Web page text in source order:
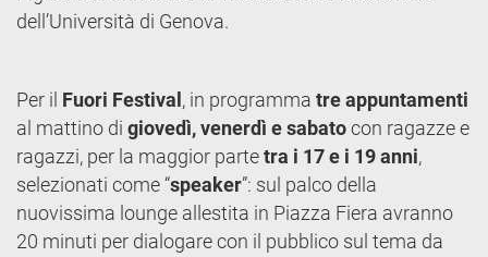
dell’Università di Genova.
Per il Fuori Festival , in programma tre appuntamenti
al mattino di giovedì, venerdì e sabatocon ragazze e
ragazzi, per la maggior partetra i 17 e i 19 anni,
selezionati come “speaker”: sul palco della
nuovissima lounge allestita in Piazza Fiera avranno
20 minuti per dialogare con il pubblico sul tema da